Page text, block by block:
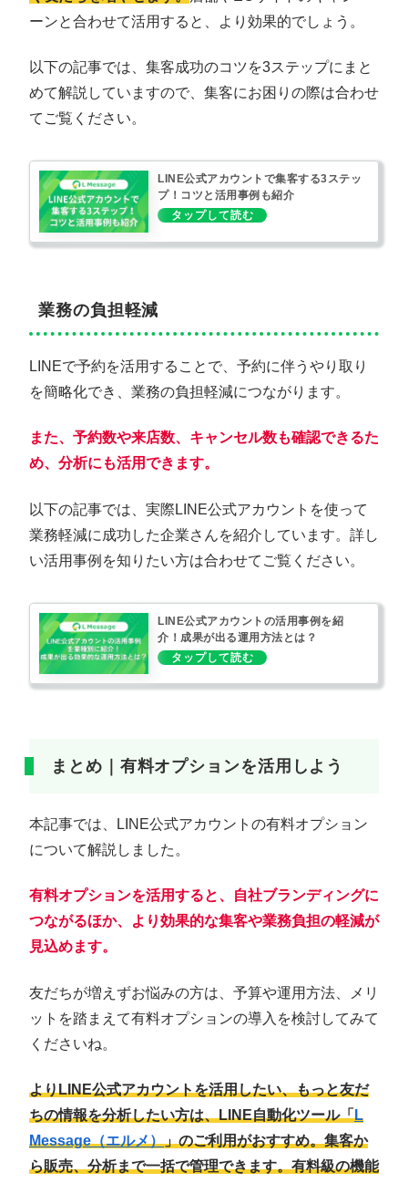
ーンと合わせて活用すると、より効果的でしょう。
以下の記事では、集客成功のコツを3ステップにまと
めて解説していますので、集客にお困りの際は合わせ
てご覧ください。
LINE公式アカウントで集客する3ステッ
プ！コツと活用事例も紹介
業務の負担軽減
LINEで予約を活用することで、予約に伴うやり取り
を簡略化でき、業務の負担軽減につながります。
また、予約数や来店数、キャンセル数も確認できるた
め、分析にも活用できます。
以下の記事では、実際LINE公式アカウントを使って
業務軽減に成功した企業さんを紹介しています。詳し
い活用事例を知りたい方は合わせてご覧ください。
LINE公式アカウントの活用事例を紹
介！成果が出る運用方法とは？
まとめ｜有料オプションを活用しよう
本記事では、LINE公式アカウントの有料オプション
について解説しました。
有料オプションを活用すると、自社ブランディングに
つながるほか、より効果的な集客や業務負担の軽減が
見込めます。
友だちが増えずお悩みの方は、予算や運用方法、メリ
ットを踏まえて有料オプションの導入を検討してみて
くださいね。
よりLINE公式アカウントを活用したい、もっと友だ
ちの情報を分析したい方は、LINE自動化ツール「L
Message（エルメ）」のご利用がおすすめ。集客か
ら販売、分析まで一括で管理できます。有料級の機能